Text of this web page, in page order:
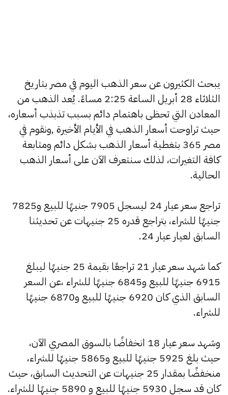
يبحث الكثيرون عن سعر الذهب اليوم في مصر بتاريخ
الثلاثاء 28 أبريل الساعة 2:25 مساءً. يُعد الذهب من
المعادن التي تحظى باهتمام دائم بسبب تذبذب أسعاره،
حيث تراوحت أسعار الذهب في الأيام الأخيرة ,ونقوم في
مصر 365 بتغطية أسعار الذهب بشكل دائم ومتابعة
كافة التغيرات، لذلك سنتعرف الآن على أسعار الذهب
الحالية.
تراجع سعر عيار 24 ليسجل 7905 جنيهًا للبيع و7825
جنيهًا للشراء، بتراجع قدره 25 جنيهات عن تحديثنا
السابق لعيار عيار 24.
كما شهد سعر عيار 21 تراجعًا بقيمة 25 جنيهًا ليبلغ
6915 جنيهًا للبيع و6845 جنيهًا للشراء ،عن السعر
السابق الذي كان 6920 جنيهًا للبيع و6870 جنيهًا
للشراء.
وشهد سعر عيار 18 انخفاضًا بالسوق المصري الآن،
حيث بلغ 5925 جنيهًا للبيع و5865 جنيهًا للشراء،
منخفضًا بمقدار 25 جنيهات عن التحديث السابق، حيث
كان قد سجل 5930 جنيهًا للبيع و 5890 جنيهًا للشراء.